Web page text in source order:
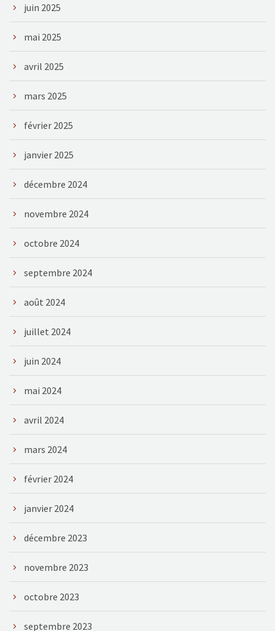
juin 2025
mai 2025
avril 2025
mars 2025
février 2025
janvier 2025
décembre 2024
novembre 2024
octobre 2024
septembre 2024
août 2024
juillet 2024
juin 2024
mai 2024
avril 2024
mars 2024
février 2024
janvier 2024
décembre 2023
novembre 2023
octobre 2023
septembre 2023